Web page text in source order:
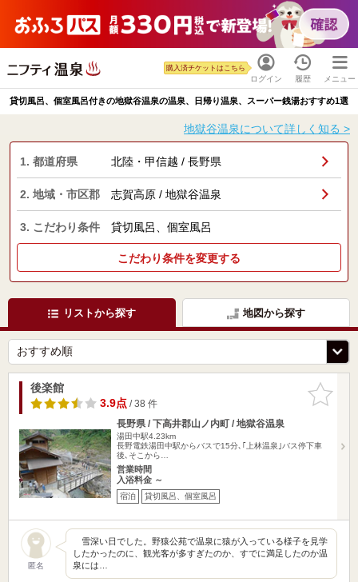
ログイン
購入済チケットはこちら
履歴 メニュー
貸切風呂、個室風呂付きの地獄谷温泉の温泉、日帰り温泉、スーパー銭湯おすすめ1選
地獄谷温泉について詳しく知る >
1. 都道府県 北陸・甲信越 / 長野県
2. 地域・市区郡 志賀高原 / 地獄谷温泉
3. こだわり条件 貸切風呂、個室風呂
こだわり条件を変更する
リストから探す 地図から探す
お気に入
りに追加
後楽館
3.9点/ 38 件
長野県 / 下高井郡山ノ内町 / 地獄谷温泉
湯田中駅4.23km
長野電鉄湯田中駅からバスで15分､｢上林温泉｣バス停下車
後､そこから…
営業時間
入浴料金 ～
宿泊 貸切風呂、個室風呂
匿名
雪深い日でした。野猿公苑で温泉に猿が入っている様子を見学
したかったのに、観光客が多すぎたのか、すでに満足したのか温
泉には…